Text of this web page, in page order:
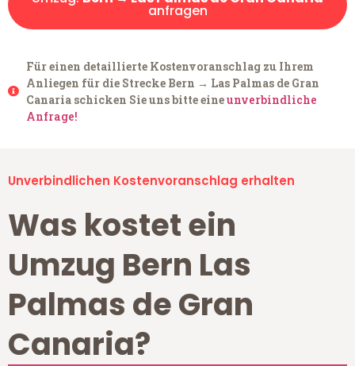
anfragen
Für einen detaillierte Kostenvoranschlag zu Ihrem
Anliegen für die Strecke Bern → Las Palmas de Gran
Canaria schicken Sie uns bitte eineunverbindliche
Anfrage!
Unverbindlichen Kostenvoranschlag erhalten
Was kostet ein
Umzug Bern Las
Palmas de Gran
Canaria?